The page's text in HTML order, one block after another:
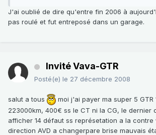
J'ai oublié de dire qu'entre fin 2006 à
pas roulé et fut entreposé dans un garage.
Invité Vava-GTR
Posté(e) le 27 décembre 2008
salut a tous
moi j'ai payer ma super 5 GTR
223000km, 400€ ss le CT ni la CG, le dernier
afficher 14 défaut ss représetation a la contre
direction AVD a changerpare brise mauvais